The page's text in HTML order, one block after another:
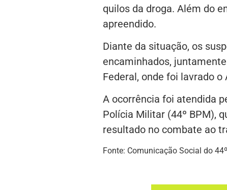
quilos da droga. Além do
apreendido.
Diante da situação, os
encaminhados,
Federal, onde foi lavrado
A ocorrência foi atendida
Polícia Militar (44º BPM),
resultado no combate ao
Fonte: Comunicação Social do